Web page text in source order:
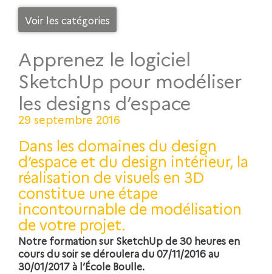
Voir les catégories
Apprenez le logiciel
SketchUp pour modéliser
les designs d’espace
29 septembre 2016
Dans les domaines du design
d’espace et du design intérieur, la
réalisation de visuels en 3D
constitue une étape
incontournable de modélisation
de votre projet.
Notre formation sur SketchUp de 30 heures en
cours du soir se déroulera du 07/11/2016 au
30/01/2017à l’École Boulle.